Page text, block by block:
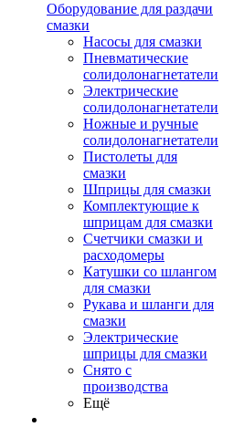
Оборудование для раздачи
смазки
Насосы для смазки
Пневматические
солидолонагнетатели
Электрические
солидолонагнетатели
Ножные и ручные
солидолонагнетатели
Пистолеты для
смазки
Шприцы для смазки
Комплектующие к
шприцам для смазки
Счетчики смазки и
расходомеры
Катушки со шлангом
для смазки
Рукава и шланги для
смазки
Электрические
шприцы для смазки
Снято с
производства
Ещё